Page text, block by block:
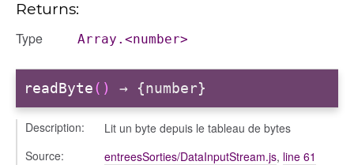
Returns:
Type Array.<number>
readByte() → {number}
Description:
Lit un byte depuis le tableau de bytes
Source:
entreesSorties/DataInputStream.js, line 61